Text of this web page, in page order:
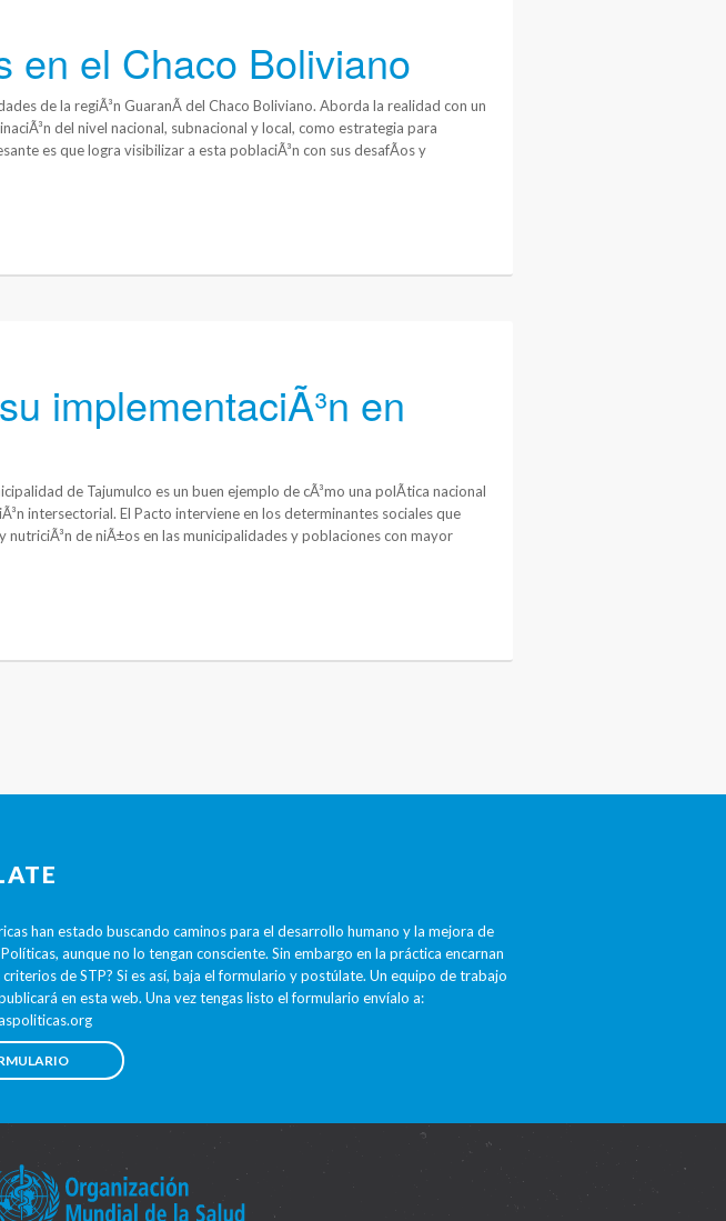
en el Chaco Boliviano
de la regiÃ³n GuaranÃ­ del Chaco Boliviano. Aborda la realidad con un
del nivel nacional, subnacional y local, como estrategia para
es que logra visibilizar a esta poblaciÃ³n con sus desafÃ­os y
implementaciÃ³n en
de Tajumulco es un buen ejemplo de cÃ³mo una polÃ­tica nacional
intersectorial. El Pacto interviene en los determinantes sociales que
de niÃ±os en las municipalidades y poblaciones con mayor
han estado buscando caminos para el desarrollo humano y la mejora de
aunque no lo tengan consciente. Sin embargo en la práctica encarnan
de STP? Si es así, baja el formulario y postúlate. Un equipo de trabajo
en esta web. Una vez tengas listo el formulario envíalo a: